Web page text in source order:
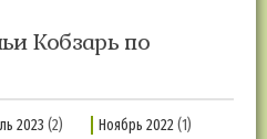
Кобзарь по
2023 (2) Ноябрь 2022(1)